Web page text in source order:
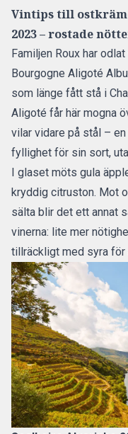
Vintips till
2023 – rostade
Familjen Roux har
Bourgogne Aligoté
som länge fått stå i
Aligoté får här mogna
vilar vidare på stål –
fyllighet för sin sort,
I glaset möts gula
kryddig citruston. Mot
sälta blir det ett annat
vinerna: lite mer
tillräckligt med syra för